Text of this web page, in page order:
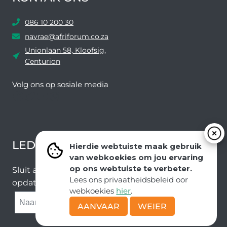
Hierdie webtuiste maak gebruik
van webkoekies om jou ervaring
op ons webtuiste te verbeter.
Lees ons privaatheidsbeleid oor
webkoekies hier.
AANVAAR
WEIER
086 10 200 30
navrae@afriforum.co.za
Unionlaan 58, Kloofsig,
Centurion
Volg ons ​​op sosiale media
LEDEVOORDELE NUUSBRIEF
Sluit aan by ons e-poslys om die nuutste nuus en
opdaterings van ons span te ontvang.